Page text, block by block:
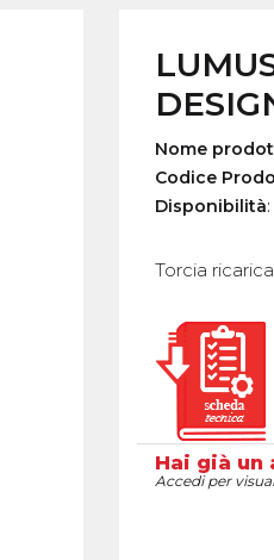
Nome
Codice
Disponibilità:
Torcia
Hai già un
Accedi per